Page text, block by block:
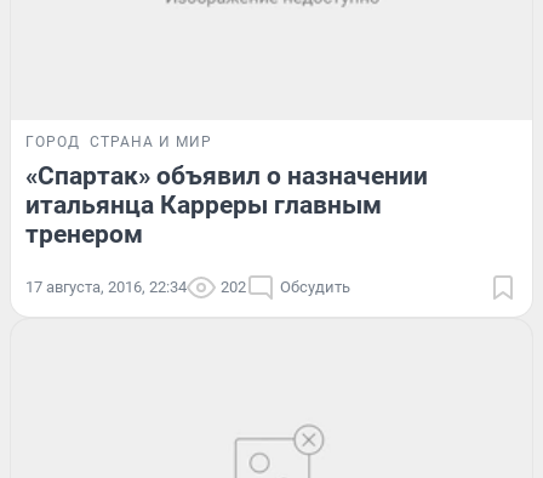
ГОРОД СТРАНА И МИР
«Спартак» объявил о назначении
итальянца Карреры главным
тренером
17 августа, 2016, 22:34 202 Обсудить